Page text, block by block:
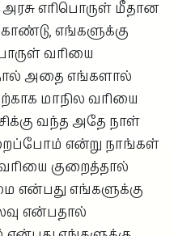
எரிபொருள் மீதான
எங்களுக்கு
வரியை
அதை எங்களால்
மாநில வரியை
வந்த அதே நாள்
என்று நாங்கள்
குறைத்தால்
என்பது எங்களுக்கு
என்பதால்